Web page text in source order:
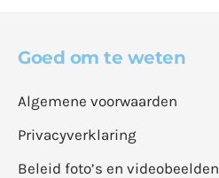
Goed om te weten
Algemene voorwaarden
Privacyverklaring
Beleid foto’s en videobeelden